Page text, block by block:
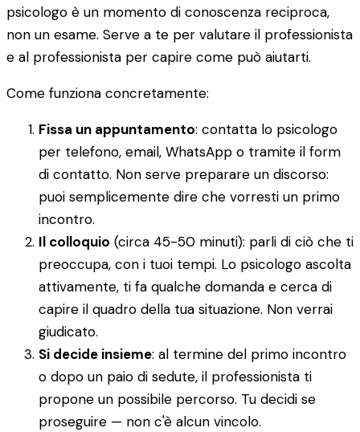
psicologo è un momento di conoscenza reciproca,
non un esame. Serve a te per valutare il professionista
e al professionista per capire come può aiutarti.
Come funziona concretamente:
Fissa un appuntamento: contatta lo psicologo
per telefono, email, WhatsApp o tramite il form
di contatto. Non serve preparare un discorso:
puoi semplicemente dire che vorresti un primo
incontro.
Il colloquio (circa 45-50 minuti): parli di ciò che ti
preoccupa, con i tuoi tempi. Lo psicologo ascolta
attivamente, ti fa qualche domanda e cerca di
capire il quadro della tua situazione. Non verrai
giudicato.
Si decide insieme: al termine del primo incontro
o dopo un paio di sedute, il professionista ti
propone un possibile percorso. Tu decidi se
proseguire — non c'è alcun vincolo.